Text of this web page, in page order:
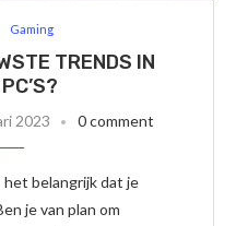
Gaming
TRENDS IN
2023 0 comment
belangrijk dat je
je van plan om